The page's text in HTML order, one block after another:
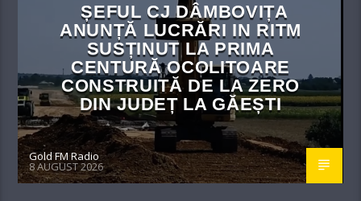
ȘEFUL CJ DÂMBOVIȚA
ANUNȚĂ LUCRĂRI IN RITM
SUSȚINUT LA PRIMA
CENTURĂ OCOLITOARE
CONSTRUITĂ DE LA ZERO
DIN JUDEȚ LA GĂEȘTI
Gold FM Radio
8 AUGUST 2026